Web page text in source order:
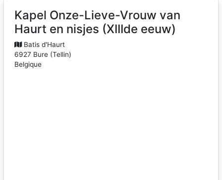
Kapel Onze-Lieve-Vrouw van
Haurt en nisjes (XIIIde eeuw)
Batis d'Haurt
6927 Bure(Tellin)
Belgique